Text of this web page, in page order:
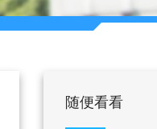
随便看看